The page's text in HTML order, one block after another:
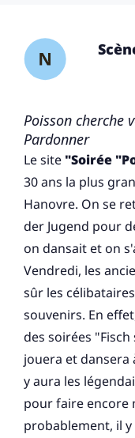
Poisson cherche
Pardonner
Le site "Soirée
30 ans la plus
Hanovre. On se
der Jugend pour
on dansait et on
Vendredi, les
sûr les
souvenirs. En
des soirées
jouera et dansera
y aura les
pour faire encore
probablement, il